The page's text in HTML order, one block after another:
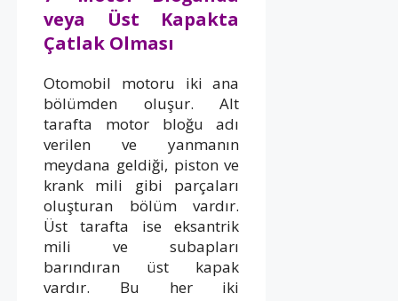
veya Üst Kapakta
Çatlak Olması
Otomobil motoru iki ana
bölümden oluşur. Alt
tarafta motor bloğu adı
verilen ve yanmanın
meydana geldiği, piston ve
krank mili gibi parçaları
oluşturan bölüm vardır.
Üst tarafta ise eksantrik
mili ve subapları
barındıran üst kapak
vardır. Bu her iki